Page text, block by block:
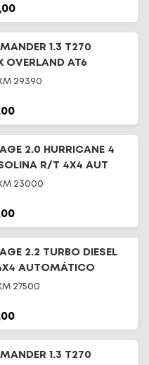
1.3 T270
OVERLAND AT6
29390
2.0 HURRICANE 4
R/T 4X4 AUT
23000
2.2 TURBO DIESEL
AUTOMÁTICO
27500
1.3 T270